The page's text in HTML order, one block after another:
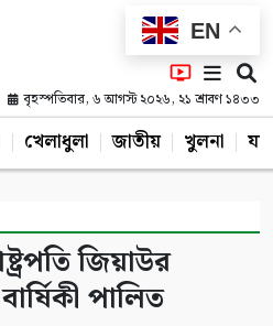
EN
বৃহস্পতিবার, ৬ আগস্ট ২০২৬, ২১ শ্রাবণ ১৪৩৩
খেলাধুলা জাতীয় খুলনা
জিয়াউর
পালিত